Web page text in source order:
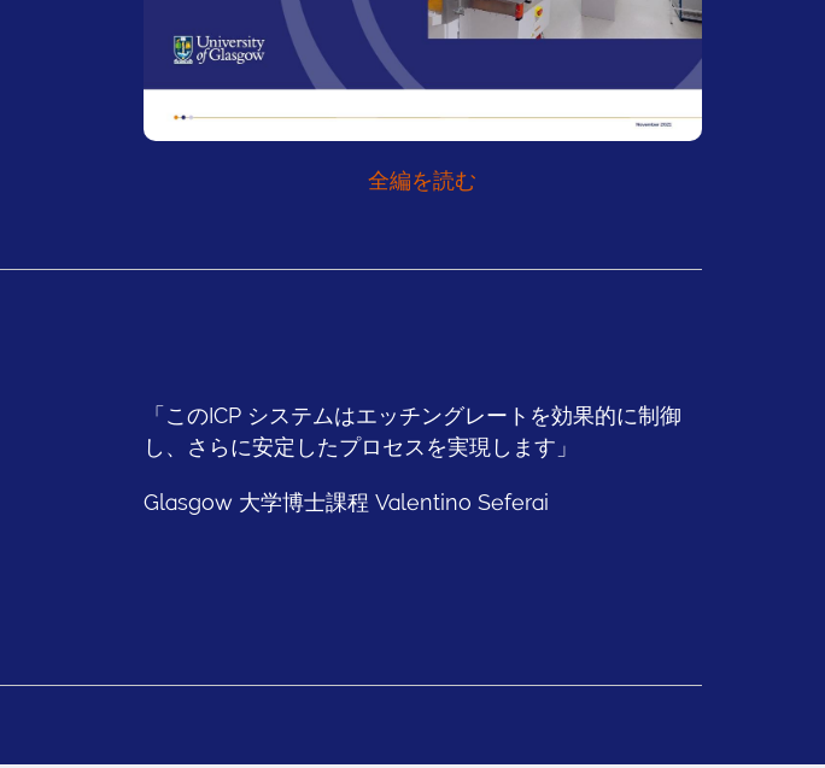
全編を読む
「このICP システムはエッチングレートを効果的に制御
し、さらに安定したプロセスを実現します」
Glasgow 大学博士課程 Valentino Seferai